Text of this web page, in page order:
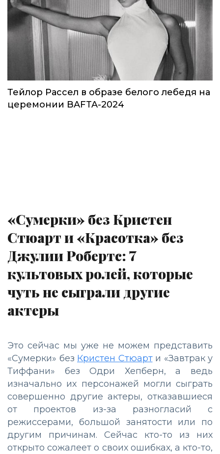
Тейлор Рассел в образе белого лебедя на
церемонии BAFTA-2024
«Сумерки» без Кристен
Стюарт и «Красотка» без
Джулии Робертс: 7
культовых ролей, которые
чуть не сыграли другие
актеры
Это сейчас мы уже не можем представить
«Сумерки» без Кристен Стюарти «Завтрак у
Тиффани» без Одри Хепберн, а ведь
изначально их персонажей могли сыграть
совершенно другие актеры, отказавшиеся
от проектов из-за разногласий с
режиссерами, большой занятости или по
другим причинам. Сейчас кто-то из них
открыто сожалеет о своих ошибках, а кто-то,